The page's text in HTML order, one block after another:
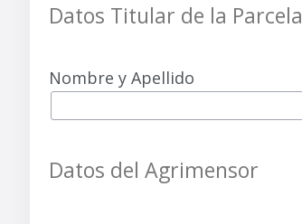
Datos Titular de la Parcela
Nombre y Apellido
Datos del Agrimensor